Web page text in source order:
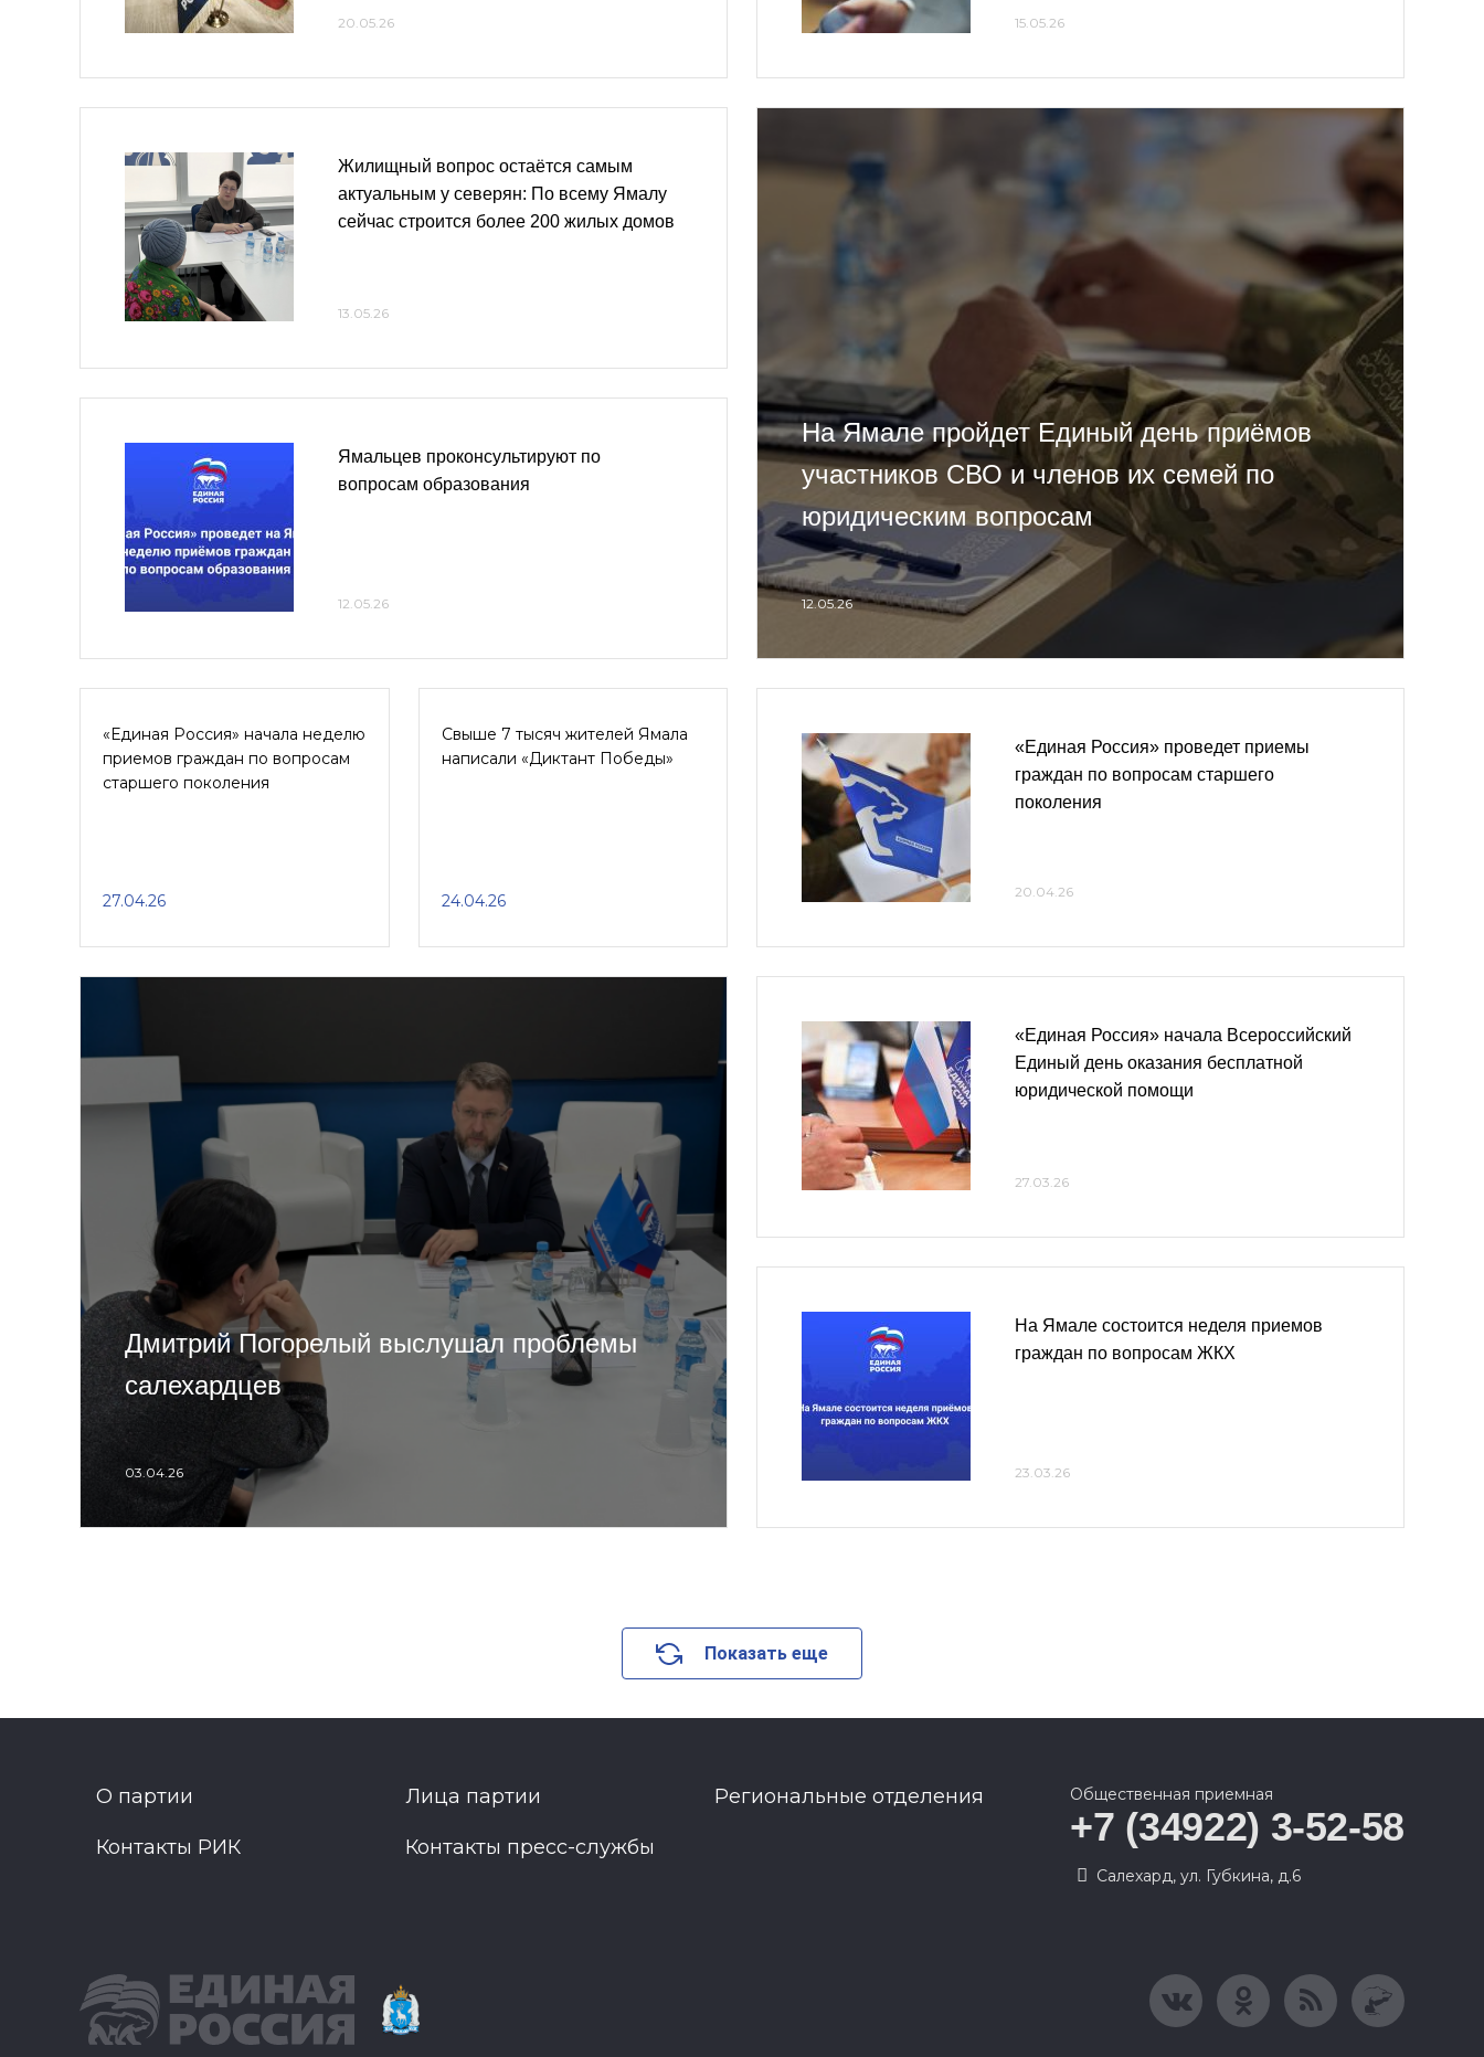
20.05.26 15.05.26
Жилищный вопрос остаётся самым
актуальным у северян: По всему Ямалу
сейчас строится более 200 жилых домов
13.05.26
Ямальцев проконсультируют по
вопросам образования
12.05.26
На Ямале пройдет Единый день приёмов
участников СВО и членов их семей по
юридическим вопросам
12.05.26
«Единая Россия» начала неделю
приемов граждан по вопросам
старшего поколения
27.04.26
Свыше 7 тысяч жителей Ямала
написали «Диктант Победы»
24.04.26
«Единая Россия» проведет приемы
граждан по вопросам старшего
поколения
20.04.26
Дмитрий Погорелый выслушал проблемы
салехардцев
03.04.26
«Единая Россия» начала Всероссийский
Единый день оказания бесплатной
юридической помощи
27.03.26
На Ямале состоится неделя приемов
граждан по вопросам ЖКХ
23.03.26
Показать еще
О партии Лица партии Региональные отделения
Контакты РИК Контакты пресс-службы
Общественная приемная
+7 (34922) 3-52-58
Салехард, ул. Губкина, д.6